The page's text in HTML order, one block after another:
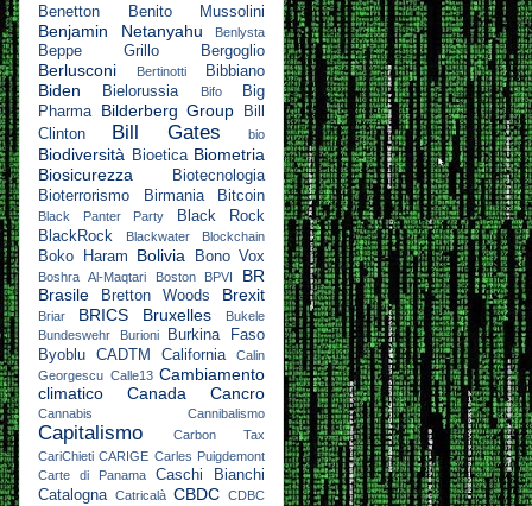
Benetton
Benito Mussolini
Benjamin Netanyahu Benlysta
Beppe Grillo Bergoglio
Berlusconi Bertinotti Bibbiano
Biden Bielorussia Bifo
Big
Pharma
Bilderberg Group
Bill
Clinton
Bill Gates bio
Biodiversità Bioetica Biometria
Biosicurezza
Biotecnologia
Bioterrorismo
Birmania Bitcoin
Black Panter Party
Black Rock
BlackRock
Blackwater Blockchain
Boko Haram Bolivia Bono Vox
Boshra Al-Maqtari Boston BPVI
BR
Brasile
Bretton Woods Brexit
Briar BRICS Bruxelles
Bukele
Bundeswehr
Burioni
Burkina Faso
Byoblu
CADTM California
Calin
Georgescu Calle13 Cambiamento
climatico
Canada Cancro
Cannabis Cannibalismo
Capitalismo
Carbon Tax
CariChieti CARIGE Carles Puigdemont
Carte di Panama
Caschi Bianchi
Catalogna Catricalà CBDC CDBC